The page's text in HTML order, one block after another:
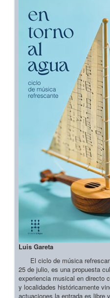
Luis Gareta
El ciclo de música
25 de julio, es una propuesta
experiencia musical en directo
y localidades históricamente
actuaciones la entrada es libre